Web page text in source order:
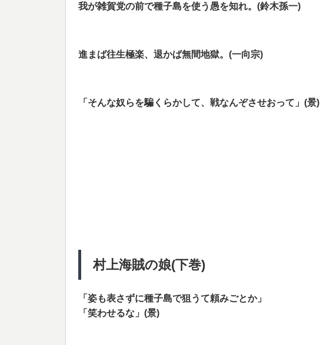
我が雑賀党の前で種子島を使う愚を知れ。(鈴木孫一)
進まば往生極楽、退かば無間地獄。(一向宗)
「そんな奴らを騙くらかして、戦なんぞさせおって」(景)
村上海賊の娘(下巻)
「姿も表さずに種子島で狙うて頼みごとか」
「笑わせるな」(景)